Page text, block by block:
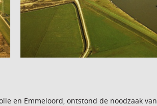
en Emmeloord, ontstond de noodzaak